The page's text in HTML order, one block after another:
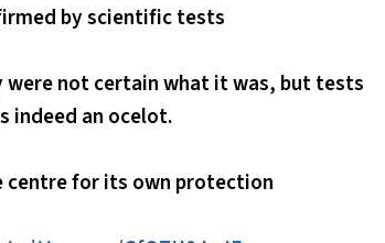
by scientific tests
not certain what it was, but tests
indeed an ocelot.
for its own protection